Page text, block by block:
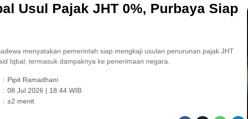
Usul Pajak JHT 0%, Purbaya Siap
menyatakan pemerintah siap mengkaji usulan penurunan pajak JHT
Iqbal, termasuk dampaknya ke penerimaan negara.
: Pipit Ramadhani
: 08 Jul 2026 | 18:44 WIB
: ±2 menit